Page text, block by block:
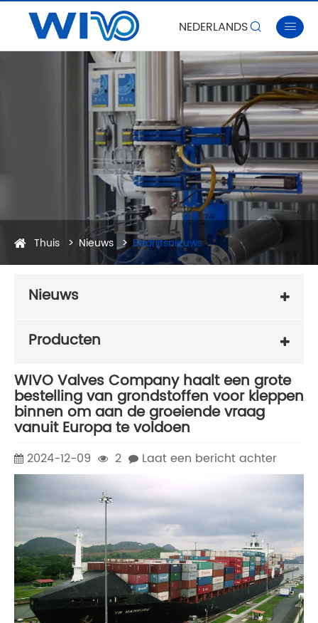
NEDERLANDS 
Thuis Nieuws Bedrijfsnieuws
Nieuws
Producten
WIVO Valves Company haalt een grote
bestelling van grondstoffen voor kleppen
binnen om aan de groeiende vraag
vanuit Europa te voldoen
2024-12-09 2 Laat een bericht achter